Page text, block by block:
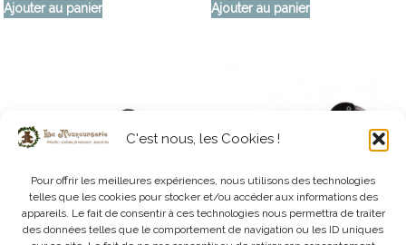
C'est nous, les Cookies !
Pour offrir les meilleures expériences, nous utilisons des technologies
telles que les cookies pour stocker et/ou accéder aux informations des
appareils. Le fait de consentir à ces technologies nous permettra de traiter
des données telles que le comportement de navigation ou les ID uniques
Ajouter au panier Ajouter au panier